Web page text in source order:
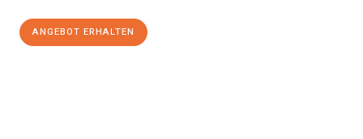
ANGEBOT ERHALTEN